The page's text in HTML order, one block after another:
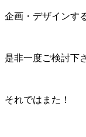
企画・デザインす
是非一度ご検討下
それではまた！